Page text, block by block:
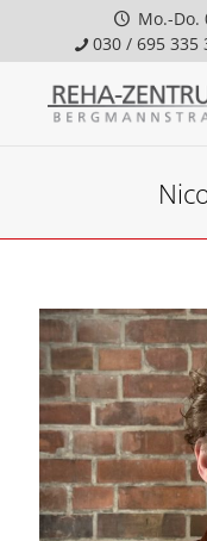
Mo.-Do.
030 / 695 335